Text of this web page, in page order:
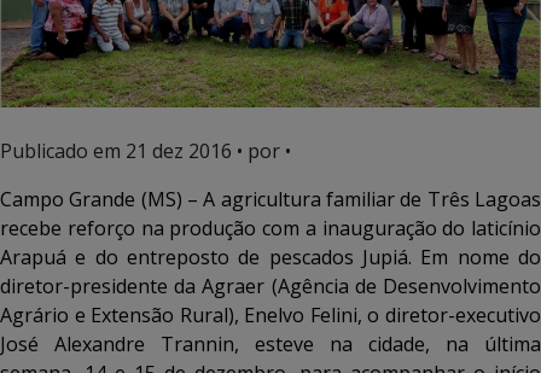
Publicado em 21 dez 2016 • por •
Campo Grande (MS) – A agricultura familiar de Três Lagoas
recebe reforço na produção com a inauguração do laticínio
Arapuá e do entreposto de pescados Jupiá. Em nome do
diretor-presidente da Agraer (Agência de Desenvolvimento
Agrário e Extensão Rural), Enelvo Felini, o diretor-executivo
José Alexandre Trannin, esteve na cidade, na última